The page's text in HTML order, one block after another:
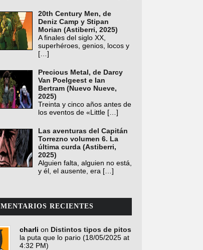
20th Century Men, de
Deniz Camp y Stipan
Morian (Astiberri, 2025)
A finales del siglo XX,
superhéroes, genios, locos y
[…]
Precious Metal, de Darcy
Van Poelgeest e Ian
Bertram (Nuevo Nueve,
2025)
Treinta y cinco años antes de
los eventos de «Little […]
Las aventuras del Capitán
Torrezno volumen 6. La
última curda (Astiberri,
2025)
Alguien falta, alguien no está,
y él, el ausente, era […]
RECIENTES
charli on Distintos tipos de pitos
la puta que lo pario (18/05/2025 at
4:32 PM)